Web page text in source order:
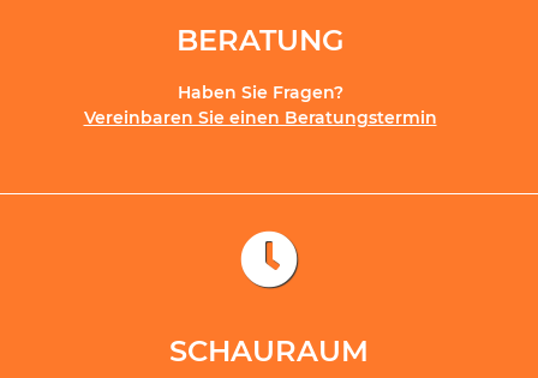
BERATUNG
Haben Sie Fragen?
Vereinbaren Sie einen Beratungstermin
SCHAURAUM